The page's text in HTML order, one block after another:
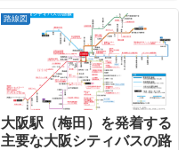
路線図
大阪駅（梅田）を発着する
主要な大阪シティバスの路